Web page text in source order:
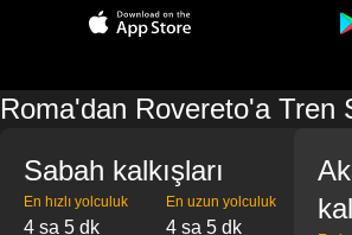
Roma'dan Rovereto'a Tren
Sabah kalkışları
En hızlı yolculuk
4 sa 5 dk
En uzun yolculuk
4 sa 5 dk